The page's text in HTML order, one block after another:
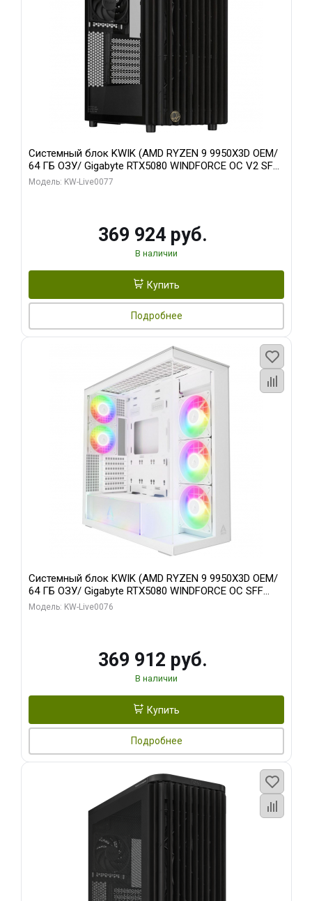
Системный блок KWIK (AMD RYZEN 9 9950X3D OEM/
64 ГБ ОЗУ/ Gigabyte RTX5080 WINDFORCE OC V2 SFF
16GB GDDR7 256b/ 960 ГБ SSD)
Модель: KW-Live0077
369 924 руб.
В наличии
Купить
Подробнее
Системный блок KWIK (AMD RYZEN 9 9950X3D OEM/
64 ГБ ОЗУ/ Gigabyte RTX5080 WINDFORCE OC SFF
16GB GDDR7 256bit / 960 ГБ SSD)
Модель: KW-Live0076
369 912 руб.
В наличии
Купить
Подробнее